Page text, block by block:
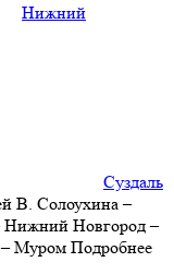
Нижний
Суздаль
В. Солоухина –
Нижний Новгород –
– Муром Подробнее